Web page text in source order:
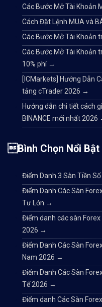
Các Bước Mở Tài Khoản
Cách Đặt Lệnh MUA và
Các Bước Mở Tài Khoản
Các Bước Mở Tài Khoản
10% phí →
[ICMarkets] Hướng Dẫn
tảng cTrader 2026 →
Hướng dẫn chi tiết cách
BINANCE mới nhất 2026
Bình Chọn Nổi Bật
Điểm Danh 3 Sàn Tiền
Điểm Danh Các Sàn
Tư Lớn →
Điểm danh các sàn
2026 →
Điểm Danh Các Sàn
Nam 2026 →
Điểm Danh Các Sàn
Tế 2026 →
Điểm danh Các Sàn